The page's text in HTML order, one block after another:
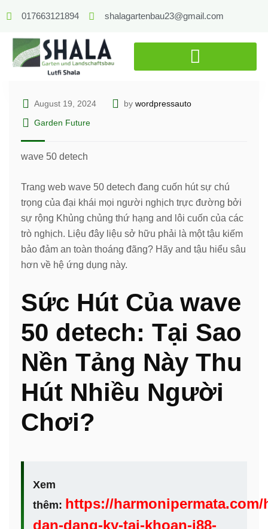
017663121894 shalagartenbau23@gmail.com
August 19, 2024 by wordpressauto
Garden Future
wave 50 detech
Trang web wave 50 detech đang cuốn hút sự chú
trọng của đại khái mọi người nghịch trực đường bởi
sự rộng Khủng chủng thứ hạng and lôi cuốn của các
trò nghịch. Liệu đây liệu sở hữu phải là một tậu kiếm
bảo đảm an toàn thoáng đãng? Hãy and tậu hiểu sâu
hơn về hệ ứng dụng này.
Sức Hút Của wave
50 detech: Tại Sao
Nền Tảng Này Thu
Hút Nhiều Người
Chơi?
Xem
thêm: https://
dan-dang-ky-tai-khoan-j88-